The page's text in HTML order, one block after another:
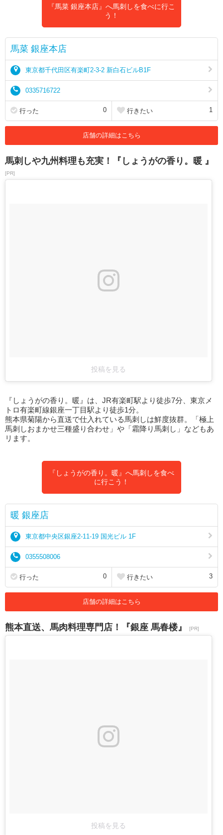
『馬菜 銀座本店』へ馬刺しを食べに行こ
う！
馬菜 銀座本店
東京都千代田区有楽町2-3-2 新白石ビルB1F
0335716722
行った 0 行きたい 1
店舗の詳細はこちら
馬刺しや九州料理も充実！『しょうがの香り。暖 』
[PR]
投稿を見る
『しょうがの香り。暖』は、JR有楽町駅より徒歩7分、東京メ
トロ有楽町線銀座一丁目駅より徒歩1分。
熊本県菊陽から直送で仕入れている馬刺しは鮮度抜群。「極上
馬刺しおまかせ三種盛り合わせ」や「霜降り馬刺し」などもあ
リます。
『しょうがの香り。暖』へ馬刺しを食べ
に行こう！
暖 銀座店
東京都中央区銀座2-11-19 国光ビル 1F
0355508006
行った 0 行きたい 3
店舗の詳細はこちら
熊本直送、馬肉料理専門店！『銀座 馬春楼』 [PR]
投稿を見る